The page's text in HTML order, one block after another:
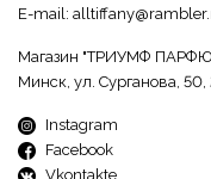
E-mail:
Магазин "ТРИУМФ
Минск, ул. Сурганова,
Instagram
Facebook
Vkontakte